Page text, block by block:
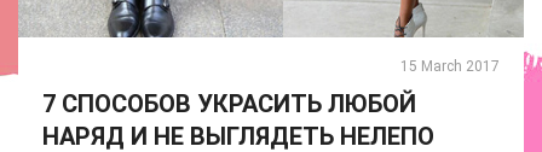
15 March 2017
7 СПОСОБОВ УКРАСИТЬ ЛЮБОЙ
НАРЯД И НЕ ВЫГЛЯДЕТЬ НЕЛЕПО